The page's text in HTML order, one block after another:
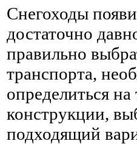
Снегоходы
достаточно
правильно
транспорта,
определиться на
конструкции,
подходящий